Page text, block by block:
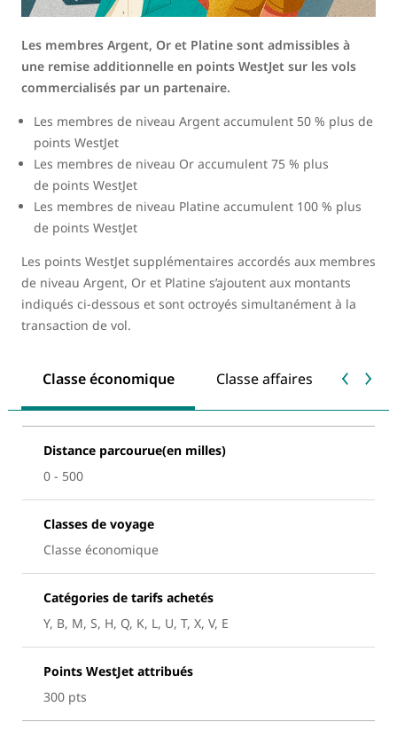
Les membres Argent, Or et Platine sont admissibles à
une remise additionnelle en points WestJet sur les vols
commercialisés par un partenaire.
Les membres de niveau Argent accumulent 50 % plus de
points WestJet
Les membres de niveau Or accumulent 75 % plus
de points WestJet
Les membres de niveau Platine accumulent 100 % plus
de points WestJet
Les points WestJet supplémentaires accordés aux membres
de niveau Argent, Or et Platine s’ajoutent aux montants
indiqués ci-dessous et sont octroyés simultanément à la
transaction de vol.
Classe économique Classe affaires
Distance parcourue(en milles)
0 - 500
Classes de voyage
Classe économique
Catégories de tarifs achetés
Y, B, M, S, H, Q, K, L, U, T, X, V, E
Points WestJet attribués
300 pts